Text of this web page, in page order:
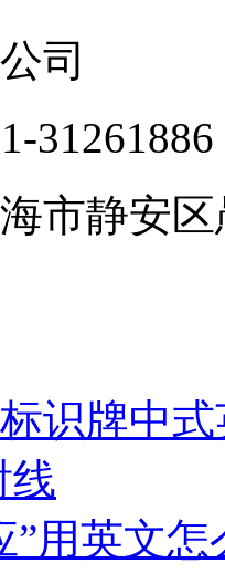
司
31261886
海市静安区
识牌中
线
”用英文怎